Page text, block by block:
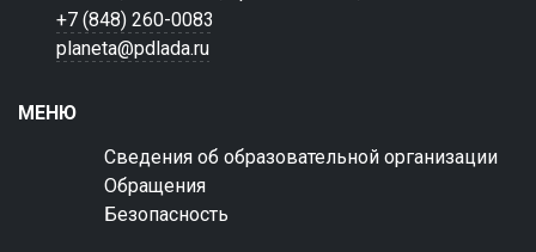
+7 (848) 260-0083
planeta@pdlada.ru
МЕНЮ
Сведения об образовательной организации
Обращения
Безопасность